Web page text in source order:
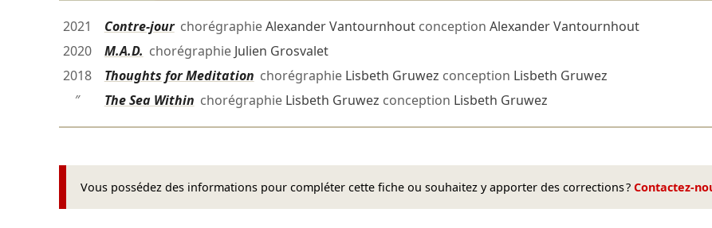
2021 Contre-jourchorégraphieAlexander Vantournhoutconception Alexander Vantournhout
2020
M.A.D. chorégraphie Julien Grosvalet
2018
Thoughts for Meditation chorégraphie Lisbeth Gruwez conception Lisbeth Gruwez
″
The Sea Within chorégraphie Lisbeth Gruwez conception Lisbeth Gruwez
Vous possédez des informations pour compléter cette fiche ou souhaitez y apporter des corrections ? Contactez-